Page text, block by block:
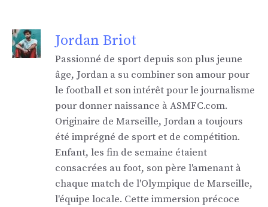
Jordan Briot
Passionné de sport depuis son plus jeune
âge, Jordan a su combiner son amour pour
le football et son intérêt pour le journalisme
pour donner naissance à ASMFC.com.
Originaire de Marseille, Jordan a toujours
été imprégné de sport et de compétition.
Enfant, les fin de semaine étaient
consacrées au foot, son père l'amenant à
chaque match de l'Olympique de Marseille,
l'équipe locale. Cette immersion précoce